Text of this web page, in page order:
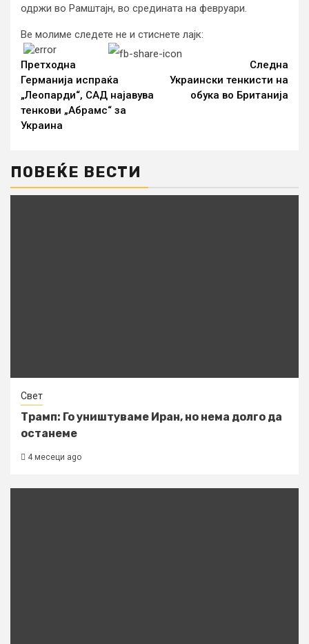
одржи во Рамштајн, во средината на февруари.
Ве молиме следете не и стиснете лајк:
Continue
Reading
Претходна
Германија испраќа
„Леопарди“, САД најавува
тенкови „Абрамс“ за
Украина
Следна
Украински тенкисти на
обука во Британија
ПОВЕЌЕ ВЕСТИ
Свет
Трамп: Го уништуваме Иран, но нема долго да
останеме
4 месеци ago